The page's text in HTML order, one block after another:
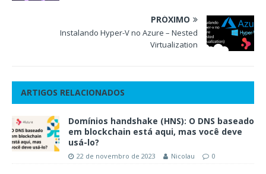
PRÓXIMO
Instalando Hyper-V no Azure – Nested
Virtualization
ARTIGOS RELACIONADOS
Domínios handshake (HNS): O DNS baseado
em blockchain está aqui, mas você deve
usá-lo?
22 de novembro de 2023 Nicolau 0